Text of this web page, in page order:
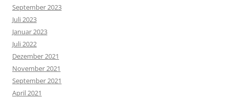
September 2023
Juli 2023
Januar 2023
Juli 2022
Dezember 2021
November 2021
September 2021
April 2021